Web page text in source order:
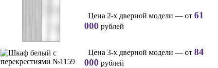
Цена 2-х дверной модели — от 61
000 рублей
Цена 3-х дверной модели — от 84
000 рублей